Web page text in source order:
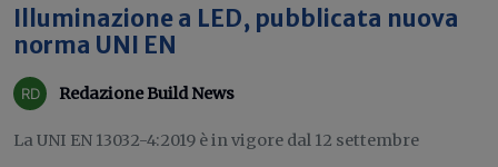
Illuminazione a LED, pubblicata nuova
norma UNI EN
Redazione Build News
La UNI EN 13032-4:2019 è in vigore dal 12 settembre